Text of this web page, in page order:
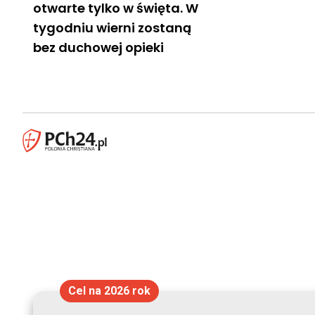
otwarte tylko w święta. W
tygodniu wierni zostaną
bez duchowej opieki
Cel na 2026 rok